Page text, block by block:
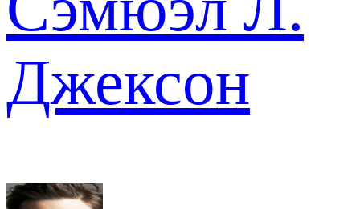
Джексон